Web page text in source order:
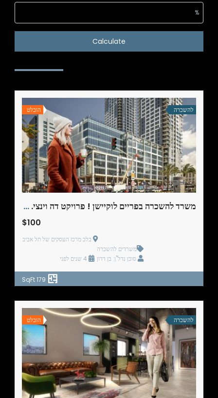
Calculate
הובלט להשכרה
משרד להשכרה בפריים לוקיישן ! פרויקט דה וינצי. 179 מ"ר
$100
בלב מרכז העסקים של תל אביב
משרדים להשכרה
סוכן נדל"ן: בן דדון
179 SqFt
הובלט להשכרה